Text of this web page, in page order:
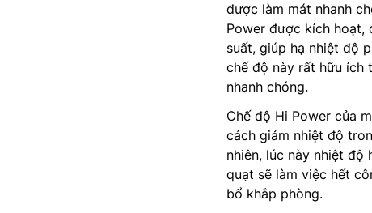
được làm mát nhanh
Power được kích hoạt,
suất, giúp hạ nhiệt độ
chế độ này rất hữu ích
nhanh chóng.
Chế độ Hi Power của
cách giảm nhiệt độ
nhiên, lúc này nhiệt
quạt sẽ làm việc hết
bổ khắp phòng.